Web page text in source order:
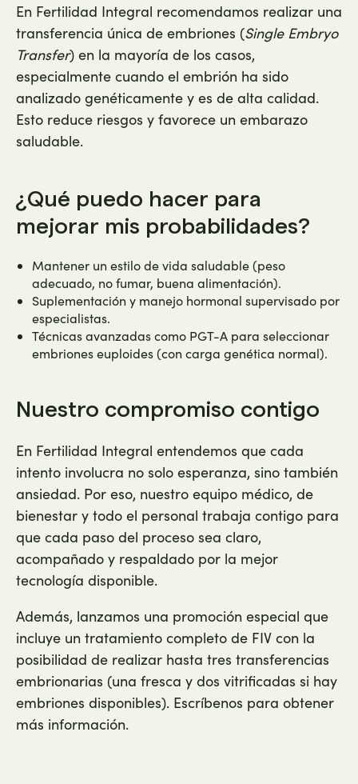
En Fertilidad Integral recomendamos realizar una
transferencia única de embriones (Single Embryo
Transfer) en la mayoría de los casos,
especialmente cuando el embrión ha sido
analizado genéticamente y es de alta calidad.
Esto reduce riesgos y favorece un embarazo
saludable.
¿Qué puedo hacer para
mejorar mis probabilidades?
Mantener un estilo de vida saludable (peso
adecuado, no fumar, buena alimentación).
Suplementación y manejo hormonal supervisado por
especialistas.
Técnicas avanzadas como PGT-A para seleccionar
embriones euploides (con carga genética normal).
Nuestro compromiso contigo
En Fertilidad Integral entendemos que cada
intento involucra no solo esperanza, sino también
ansiedad. Por eso, nuestro equipo médico, de
bienestar y todo el personal trabaja contigo para
que cada paso del proceso sea claro,
acompañado y respaldado por la mejor
tecnología disponible.
Además, lanzamos una promoción especial que
incluye un tratamiento completo de FIV con la
posibilidad de realizar hasta tres transferencias
embrionarias (una fresca y dos vitrificadas si hay
embriones disponibles). Escríbenos para obtener
más información.